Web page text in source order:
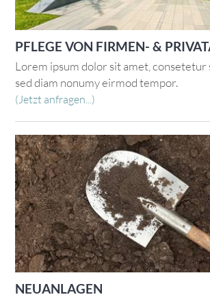
PFLEGE VON FIRMEN- &
Lorem ipsum dolor sit amet, consetetur
sed diam nonumy eirmod tempor.
(Jetzt anfragen...)
NEUANLAGEN